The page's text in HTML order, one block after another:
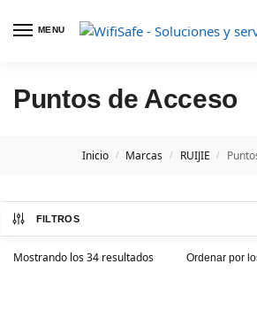
MENU
Puntos de Acceso
Inicio / Marcas / RUIJIE /
FILTROS
Mostrando los 34 resultados